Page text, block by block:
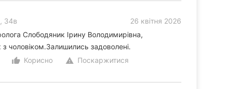
34в
26 квітня 2026
Слободяник Ірину Володимирівна,
чоловіком.Залишились задоволені.
thumb_up_alt
Корисно warning Поскаржитися